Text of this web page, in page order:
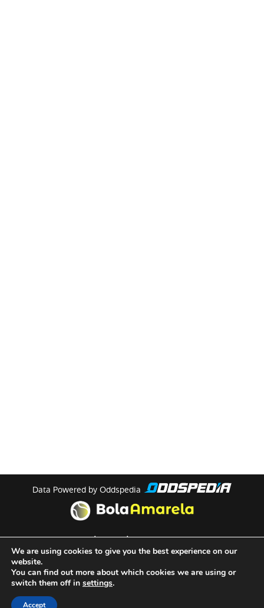
Data Powered by Oddspedia
theme bymeow
We are using cookies to give you the best experience on our
website.
You can find out more about which cookies we are using or
switch them off in settings.
Accept